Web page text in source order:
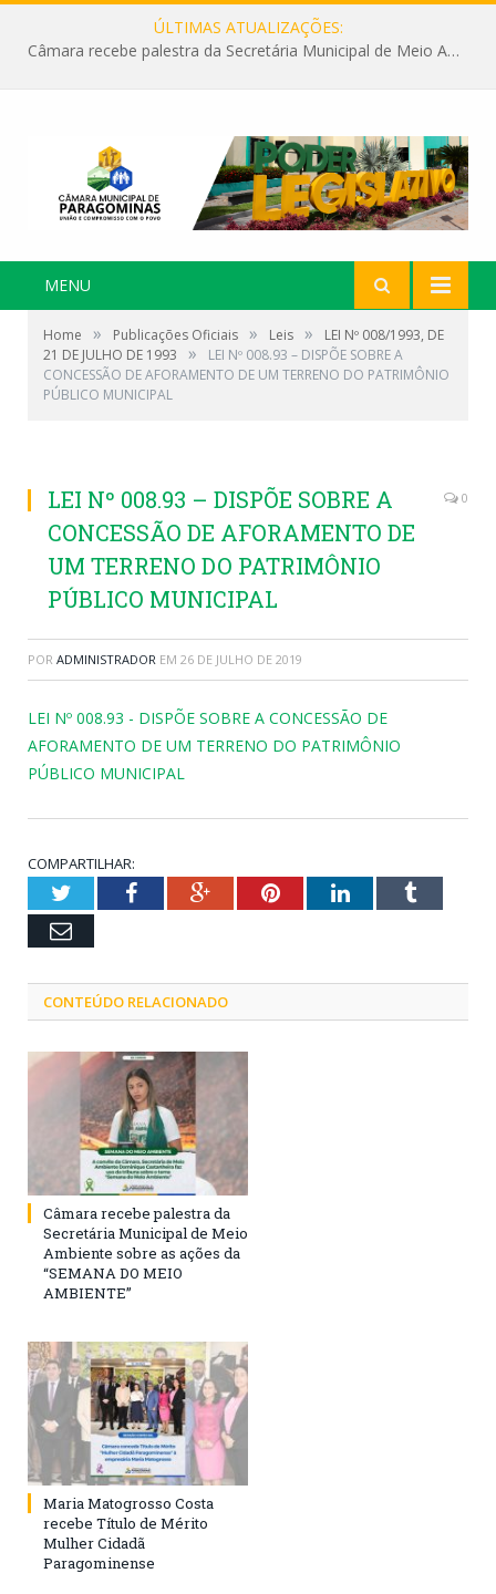
ÚLTIMAS ATUALIZAÇÕES:
Câmara recebe palestra da Secretária Municipal de Meio Ambiente sobre as ações da “SEMANA DO MEIO AMBIENTE”
MENU
Home » Publicações Oficiais » Leis »
LEI Nº 008/1993, DE
21 DE JULHO DE 1993
»
LEI Nº 008.93 – DISPÕE SOBRE A
CONCESSÃO DE AFORAMENTO DE UM TERRENO DO PATRIMÔNIO
PÚBLICO MUNICIPAL
LEI Nº 008.93 – DISPÕE SOBRE A
CONCESSÃO DE AFORAMENTO DE
UM TERRENO DO PATRIMÔNIO
PÚBLICO MUNICIPAL
0
POR ADMINISTRADOR EM 26 DE JULHO DE 2019
LEI Nº 008.93 - DISPÕE SOBRE A CONCESSÃO DE
AFORAMENTO DE UM TERRENO DO PATRIMÔNIO
PÚBLICO MUNICIPAL
COMPARTILHAR:
TwitterFacebookGoogle+PinterestLinkedInTumblr
Email
CONTEÚDO RELACIONADO
Câmara recebe palestra da
Secretária Municipal de Meio
Ambiente sobre as ações da
“SEMANA DO MEIO
AMBIENTE”
Maria Matogrosso Costa
recebe Título de Mérito
Mulher Cidadã
Paragominense